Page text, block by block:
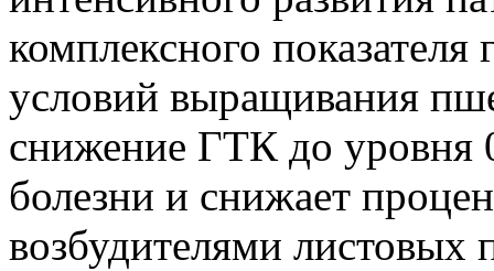
комплексного
условий выращивания
снижение ГТК до уровня
болезни и снижает
возбудителями листовых